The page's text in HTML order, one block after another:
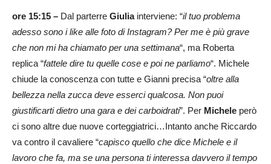
ore 15:15 – Dal parterre Giuliainterviene: “il tuo problema
adesso sono i like alle foto di Instagram? Per me è più grave
che non mi ha chiamato per una settimana“, ma Roberta
replica “fattele dire tu quelle cose e poi ne parliamo“. Michele
chiude la conoscenza con tutte e Gianni precisa “oltre alla
bellezza nella zucca deve esserci qualcosa. Non puoi
giustificarti dietro una gara e dei carboidrati”. Per Michele però
ci sono altre due nuove corteggiatrici…Intanto anche Riccardo
va contro il cavaliere “capisco quello che dice Michele e il
lavoro che fa, ma se una persona ti interessa davvero il tempo